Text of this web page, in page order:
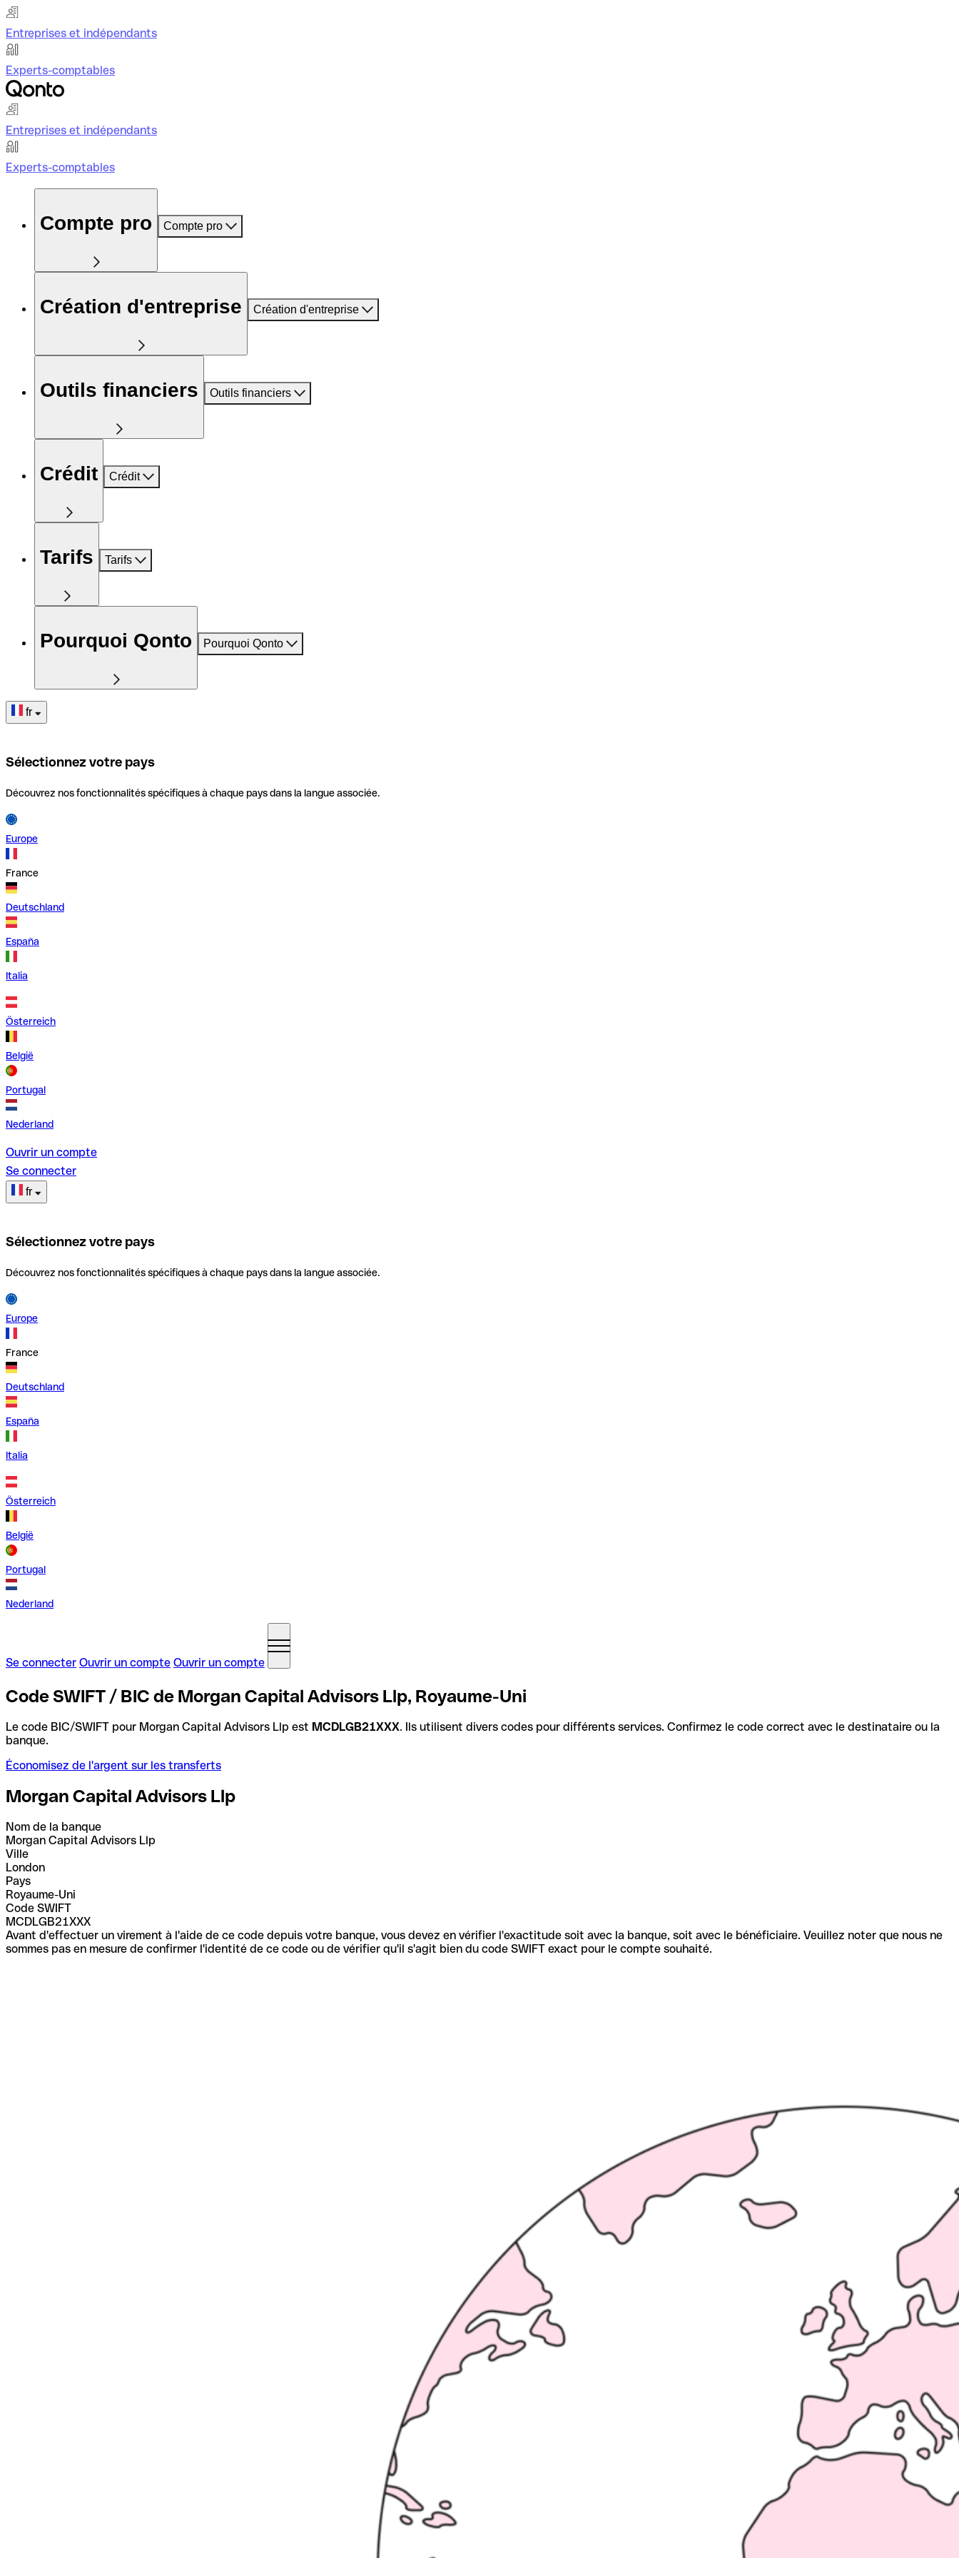
Entreprises et indépendants
Experts-comptables
Entreprises et indépendants
Experts-comptables
Compte pro Compte pro
Création d'entreprise Création d'entreprise
Outils financiers Outils financiers
Crédit Crédit
Tarifs Tarifs
Pourquoi Qonto Pourquoi Qonto
fr
Sélectionnez votre pays
Découvrez nos fonctionnalités spécifiques à chaque pays dans la langue associée.
Europe
France
Deutschland
España
Italia
Österreich
België
Portugal
Nederland
Ouvrir un compte
Se connecter
fr
Sélectionnez votre pays
Découvrez nos fonctionnalités spécifiques à chaque pays dans la langue associée.
Europe
France
Deutschland
España
Italia
Österreich
België
Portugal
Nederland
Se connecter Ouvrir un compte Ouvrir un compte
Code SWIFT / BIC de Morgan Capital Advisors Llp, Royaume-Uni
Le code BIC/SWIFT pour Morgan Capital Advisors Llp est MCDLGB21XXX. Ils utilisent divers codes pour différents services. Confirmez le code correct avec le destinataire ou la
banque.
Économisez de l'argent sur les transferts
Morgan Capital Advisors Llp
Nom de la banque
Morgan Capital Advisors Llp
Ville
London
Pays
Royaume-Uni
Code SWIFT
MCDLGB21XXX
Avant d'effectuer un virement à l'aide de ce code depuis votre banque, vous devez en vérifier l'exactitude soit avec la banque, soit avec le bénéficiaire. Veuillez noter que nous ne
sommes pas en mesure de confirmer l'identité de ce code ou de vérifier qu'il s'agit bien du code SWIFT exact pour le compte souhaité.